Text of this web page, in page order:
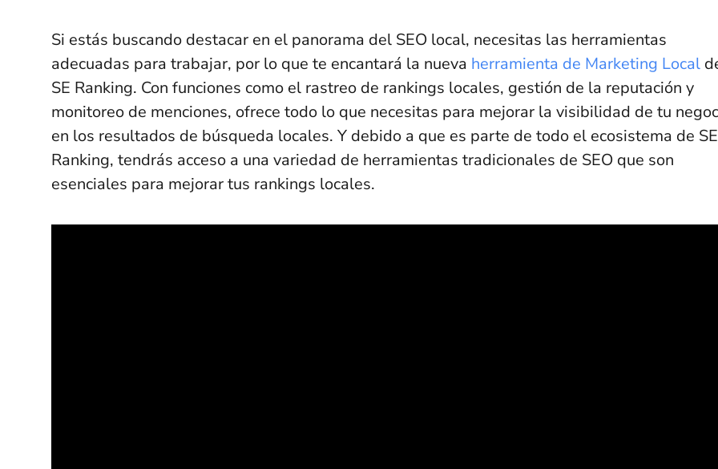
Si estás buscando destacar en el panorama del SEO local, necesitas las herramientas
adecuadas para trabajar, por lo que te encantará la nueva herramienta de Marketing Local
SE Ranking. Con funciones como el rastreo de rankings locales, gestión de la reputación y
monitoreo de menciones, ofrece todo lo que necesitas para mejorar la visibilidad de tu
en los resultados de búsqueda locales. Y debido a que es parte de todo el ecosistema de SE
Ranking, tendrás acceso a una variedad de herramientas tradicionales de SEO que son
esenciales para mejorar tus rankings locales.